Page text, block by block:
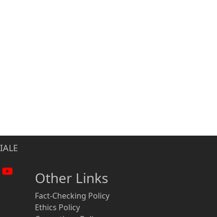
Other Links
Fact-Checking Policy
Ethics Policy